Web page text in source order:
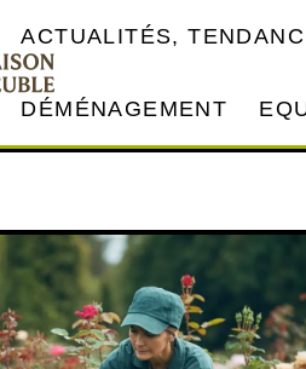
ACTUALITÉS,
DÉMÉNAGEMENT